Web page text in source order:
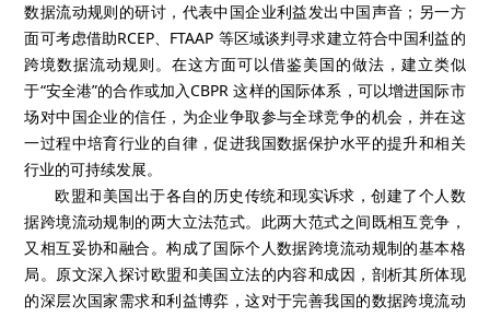
数据流动规则的研讨，代表中国企业利益发出中国声音；另一方
面可考虑借助RCEP、FTAAP 等区域谈判寻求建立符合中国利益的
跨境数据流动规则。在这方面可以借鉴美国的做法，建立类似
于“安全港”的合作或加入CBPR 这样的国际体系，可以增进国际市
场对中国企业的信任，为企业争取参与全球竞争的机会，并在这
一过程中培育行业的自律，促进我国数据保护水平的提升和相关
行业的可持续发展。
欧盟和美国出于各自的历史传统和现实诉求，创建了个人数
据跨境流动规制的两大立法范式。此两大范式之间既相互竞争，
又相互妥协和融合。构成了国际个人数据跨境流动规制的基本格
局。原文深入探讨欧盟和美国立法的内容和成因，剖析其所体现
的深层次国家需求和利益博弈，这对于完善我国的数据跨境流动